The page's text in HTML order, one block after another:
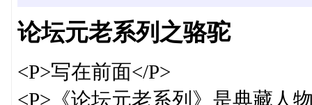
论坛元老系列之骆驼
<P>写在前面</P>
<P>《论坛元老系列》是典藏人